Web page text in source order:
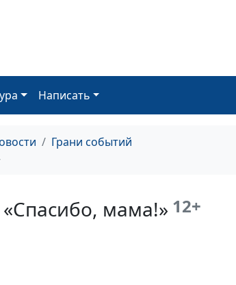
Написать
Грани событий
мама!» 12+
запомнили 2020?
Рождество:
волонтеры